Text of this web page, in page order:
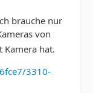
brauche nur
von
Kamera hat.
3310-